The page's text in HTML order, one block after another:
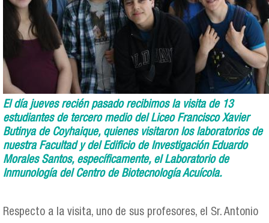
El día jueves recién pasado recibimos la visita de 13
estudiantes de tercero medio del Liceo Francisco Xavier
Butinya de Coyhaique, quienes visitaron los laboratorios de
nuestra Facultad y del Edificio de Investigación Eduardo
Morales Santos, específicamente, el Laboratorio de
Inmunología del Centro de Biotecnología Acuícola.
Respecto a la visita, uno de sus profesores, el Sr. Antonio